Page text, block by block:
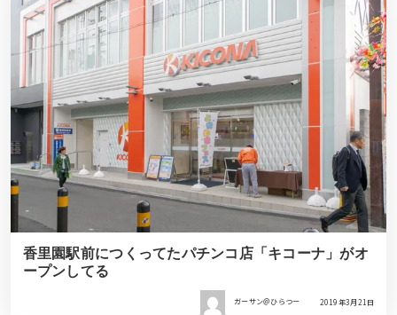
香里園駅前につくってたパチンコ店「キコーナ」がオ
ープンしてる
ガーサン＠ひらつー 2019年3月21日